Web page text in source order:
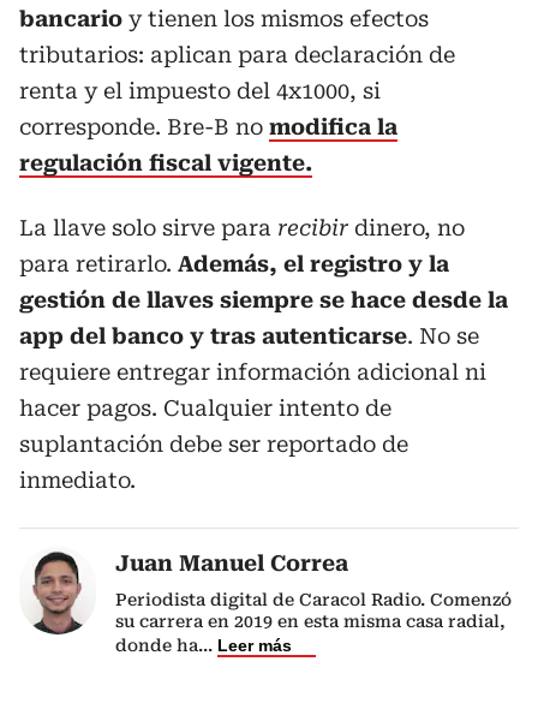
bancario y tienen los mismos efectos
tributarios: aplican para declaración de
renta y el impuesto del 4x1000, si
corresponde. Bre-B no modifica la
regulación fiscal vigente.
La llave solo sirve para recibir dinero, no
para retirarlo. Además, el registro y la
gestión de llaves siempre se hace desde la
app del banco y tras autenticarse. No se
requiere entregar información adicional ni
hacer pagos. Cualquier intento de
suplantación debe ser reportado de
inmediato.
Juan Manuel Correa
Periodista digital de Caracol Radio. Comenzó
su carrera en 2019 en esta misma casa radial,
donde ha... Leer más